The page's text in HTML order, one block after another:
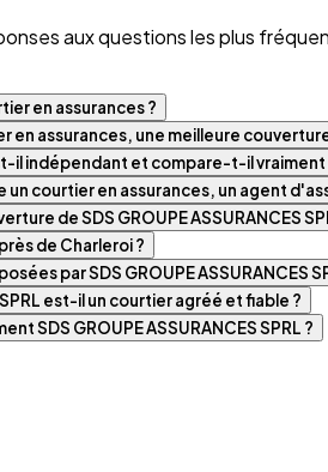
aux questions les plus
en assurances ?
en assurances, une meilleure
il indépendant et compare-t-il
courtier en assurances, un agent
de SDS GROUPE ASSURANCES
de Charleroi ?
par SDS GROUPE ASSURANCES
SPRL est-il un courtier agréé et fiable ?
SDS GROUPE ASSURANCES SPRL ?